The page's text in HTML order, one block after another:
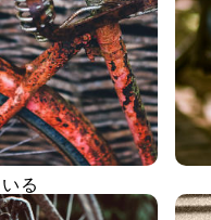
る